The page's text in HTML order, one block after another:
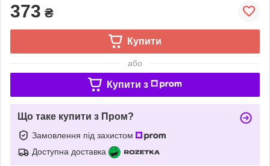
373 ₴
Купити
або
Купити з
Що таке купити з Пром?
Замовлення під захистом
Доступна доставка